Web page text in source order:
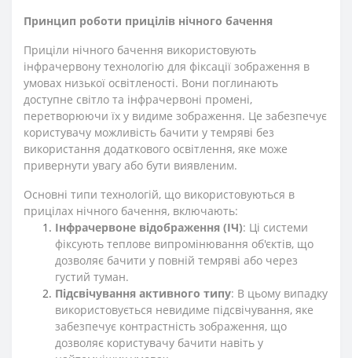
Принцип роботи прицілів нічного бачення
Приціли нічного бачення використовують
інфрачервону технологію для фіксації зображення в
умовах низької освітленості. Вони поглинають
доступне світло та інфрачервоні промені,
перетворюючи їх у видиме зображення. Це забезпечує
користувачу можливість бачити у темряві без
використання додаткового освітлення, яке може
привернути увагу або бути виявленим.
Основні типи технологій, що використовуються в
прицілах нічного бачення, включають:
Інфрачервоне відображення (ІЧ): Ці системи
фіксують теплове випромінювання об'єктів, що
дозволяє бачити у повній темряві або через
густий туман.
Підсвічування активного типу: В цьому випадку
використовується невидиме підсвічування, яке
забезпечує контрастність зображення, що
дозволяє користувачу бачити навіть у